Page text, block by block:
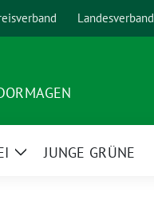
Landesverband
ZeigeJUNGE GRÜNE